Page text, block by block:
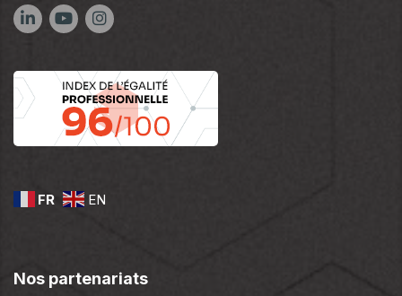
FR EN
Nos partenariats